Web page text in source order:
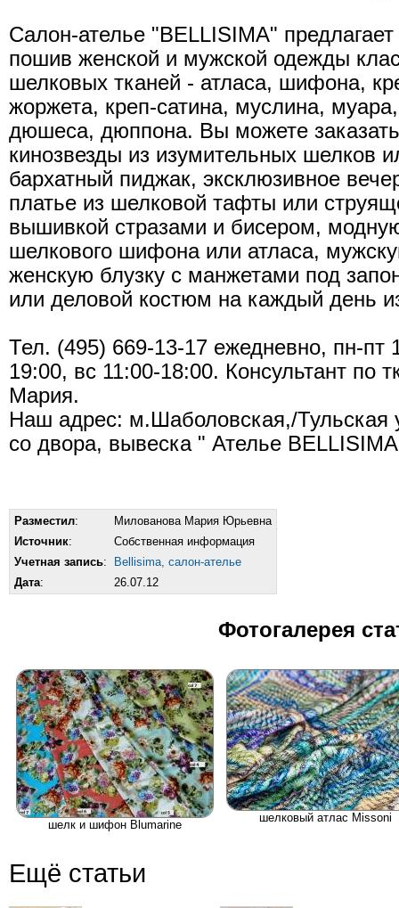
Салон-ателье "BELLISIMA"
пошив женской и мужской одежды
шелковых тканей - атласа, шифона,
жоржета, креп-сатина, муслина,
дюшеса, дюппона. Вы можете заказать
кинозвезды из изумительных шелков
бархатный пиджак, эксклюзивное
платье из шелковой тафты или
вышивкой стразами и бисером,
шелкового шифона или атласа,
женскую блузку с манжетами под
или деловой костюм на каждый день
Тел. (495) 669-13-17 ежедневно, пн-пт
19:00, вс 11:00-18:00. Консультант по
Мария.
Наш адрес: м.Шаболовская,/Тульская
со двора, вывеска " Ателье
Разместил:
Милованова Мария Юрьевна
Источник:
Собственная информация
Учетная запись:
Bellisima, салон-ателье
Дата: 26.07.12
Фотогалерея
шелк и шифон Blumarine
шелковый атлас Missoni
Ещё статьи